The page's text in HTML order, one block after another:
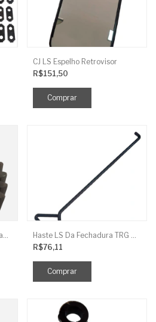
CJ LS Espelho Retrovisor
R$151,50
R$76,11